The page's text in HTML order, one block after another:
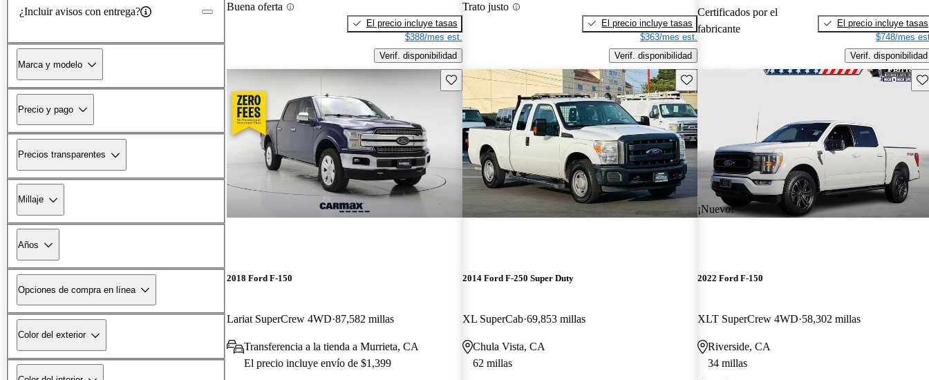
¿Incluir avisos con entrega?
Marca y modelo
Precio y pago
Precios transparentes
Millaje
Años
Opciones de compra en línea
Color del exterior
Buena oferta
El precio incluye tasas
$388/mes est.
Verif. disponibilidad
Trato justo
El precio incluye tasas
$363/mes est.
Verif. disponibilidad
Certificados por el
fabricante
El precio incluye tasas
$748/mes
Verif. disponibilidad
Guarda este Aviso
2018 Ford F-150
Lariat SuperCrew 4WD 87,582 millas
Transferencia a la tienda a Murrieta, CA
El precio incluye envío de $1,399
Guarda este Aviso
2014 Ford F-250 Super Duty
XL SuperCab 69,853 millas
Chula Vista, CA
62 millas
¡Nuevo!
2022 Ford F-150
XLT SuperCrew 4WD 58,302 millas
Riverside, CA
34 millas